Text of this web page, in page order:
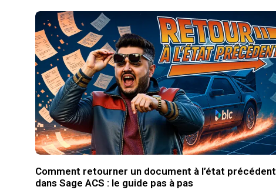
Comment retourner un document à l’état précédent
dans Sage ACS : le guide pas à pas